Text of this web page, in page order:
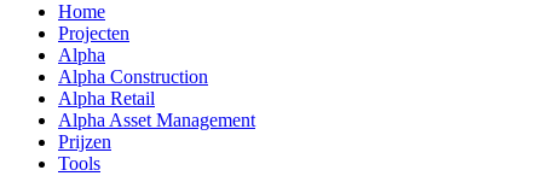
Home
Projecten
Alpha
Alpha Construction
Alpha Retail
Alpha Asset Management
Prijzen
Tools